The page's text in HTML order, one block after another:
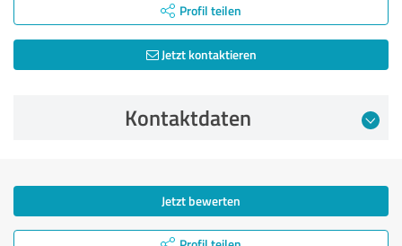
Profil teilen
Jetzt kontaktieren
Kontaktdaten
Jetzt bewerten